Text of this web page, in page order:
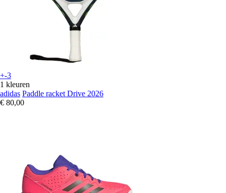
+-3
1 kleuren
adidas Paddle racket Drive 2026
€ 80,00